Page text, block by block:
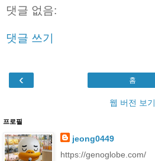
댓글 없음:
댓글 쓰기
‹ 홈
웹 버전 보기
프로필
jeong0449
https://genoglobe.com/